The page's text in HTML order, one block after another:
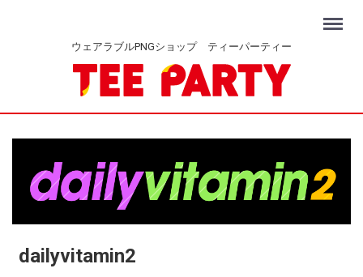
ウェアラブルPNGショップ ティーパーティー
Menu
dailyvitamin2